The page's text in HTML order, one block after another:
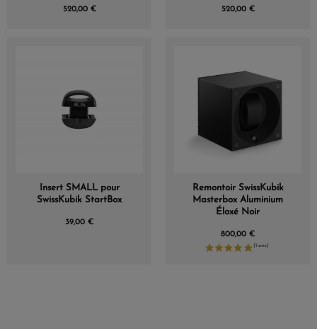
520,00 € 520,00 €
Insert SMALL pour
SwissKubik StartBox
39,00 €
Remontoir SwissKubik
Masterbox Aluminium
Éloxé Noir
800,00 €